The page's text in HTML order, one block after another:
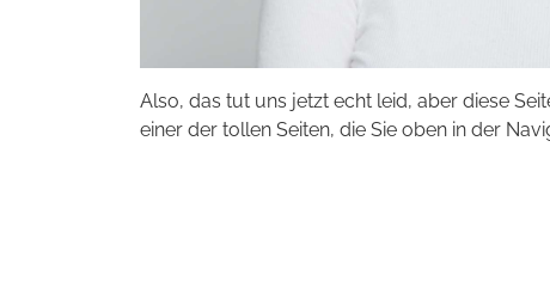
Also, das tut uns jetzt echt leid, aber diese
einer der tollen Seiten, die Sie oben in der